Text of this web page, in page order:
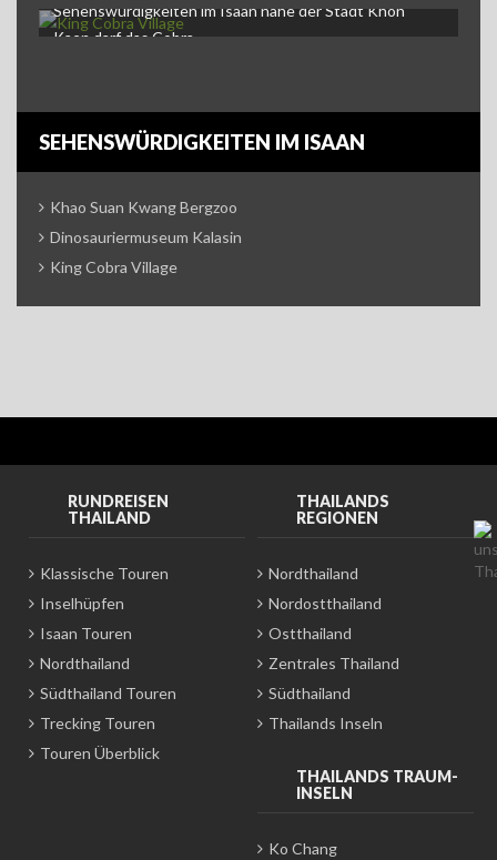
Sehenswürdigkeiten im Isaan nahe der Stadt Khon
Kaen darf das Cobra…
SEHENSWÜRDIGKEITEN IM ISAAN
Khao Suan Kwang Bergzoo
Dinosauriermuseum Kalasin
King Cobra Village
RUNDREISEN
THAILAND
Klassische Touren
Inselhüpfen
Isaan Touren
Nordthailand
Südthailand Touren
Trecking Touren
Touren Überblick
THAILANDS
REGIONEN
Nordthailand
Nordostthailand
Ostthailand
Zentrales Thailand
Südthailand
Thailands Inseln
THAILANDS TRAUM-
INSELN
Ko Chang